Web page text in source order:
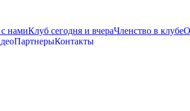
намиКлуб сегодня и вчераЧленство в клубе
ПартнерыКонтакты